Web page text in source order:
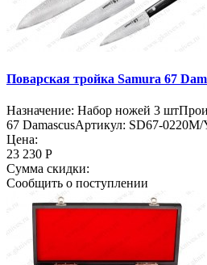
Поварская тройка Samura 67
Назначение: Набор ножей 3
67 DamascusАртикул: SD67-
Цена:
23 230 Р
Сумма скидки:
Сообщить о поступлении